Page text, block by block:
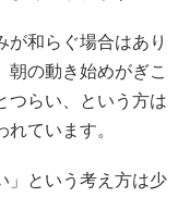
が和らぐ場合はあり
朝の動き始めがぎこ
つらい、という方は
ています。
」という考え方は少